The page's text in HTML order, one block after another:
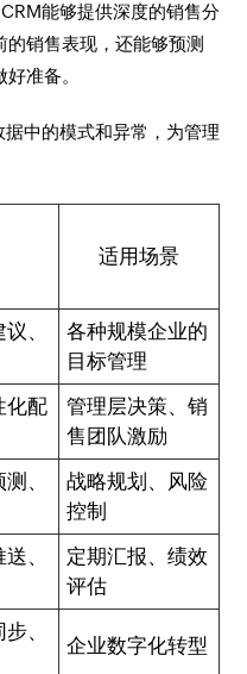
能够提供深度的销售分
销售表现，还能够预测
准备。
中的模式和异常，为管理
适用场景
、
各种规模企业的
目标管理
化配
管理层决策、销
售团队激励
、
战略规划、风险
控制
、
定期汇报、绩效
评估
、
企业数字化转型